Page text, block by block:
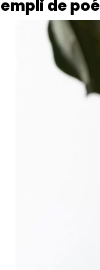
empli de